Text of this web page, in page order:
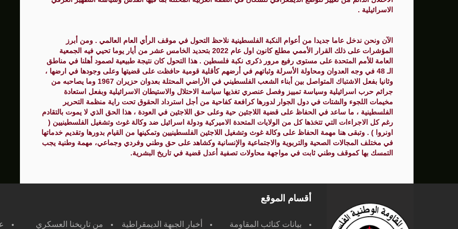
الاسرائيلية .
الآن ونحن ندخل عاما جديدا من أعوام النكبة الفلسطينية نلاحظ التحول في موقف الرأي العام العالمي . ومن أبرز
المؤشرات على ذلك القرار الأممي مطلع كانون اول عام 2022 بتحديد الخامس عشر من أيار يوما تحيي فيه الجمعية
العامة للأمم المتحدة على مستوى رفيع مرور ذكرى نكبة فلسطين . هذا التحول كان نتيجة طبيعية لصمود أهلنا في مناطق
الـ 48 في وجه العدوان ومحاولة الأسرلة وثباتهم في أرضهم كأقلية قومية حافظت على قضيتها وعلى وجودها في ارضها ،
وثانيا بفعل الاشتباك المتواصل بين أبناء الشعب الفلسطيني في الأراضي المحتلة بعدوان حزيران 1967 وما يصاحبه من
جرائم حرب اسرائيلية وسياسة تمييز وفصل عنصري تغذيها سياسة الاحتلال والاستيطان الاسرائيلية وبفعل استعادة
مخيمات اللجوء والشتات في دول الجوار لدورها كرافعة كفاحية من أجل استرداد الحقوق تحت راية منظمة التحرير
الفلسطينية ، ما ساعد في الحفاظ على قضية اللاجئين حية وعلى حق اللاجئين في العودة ، هذا الحق الذي لا يموت بالتقادم
رغم كل الاجراءات التي تتخذها كل من الولايات المتحدة الاميركية ودولة اسرائيل ضد وكالة غوث وتشغيل الفلسطينيين (
اونروا ) . وتبقى هنا مهمة الحفاظ على وكالة غوث وتشغيل اللاجئين الفلسطينيين وتمكينها من القيام بدورها وتقديم خدماتها
في مختلف المجالات الصحية والتربوية والاجتماعية والإنسانية وكشاهد على حق وطني وفردي وجماعي، مهمة وطنية يجب
التمسك بها كموقف وطني ثابت في مواجهة محاولات تصفية أعدل قضية في تاريخ البشرية.
أقسام الموقع
بيانات كتائب المقاومة أخبار الجبهة الديمقراطية من تاريخنا العسكري